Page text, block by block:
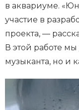
в аквариуме.
участие в
проекта, —
В этой работе
музыканта, но и